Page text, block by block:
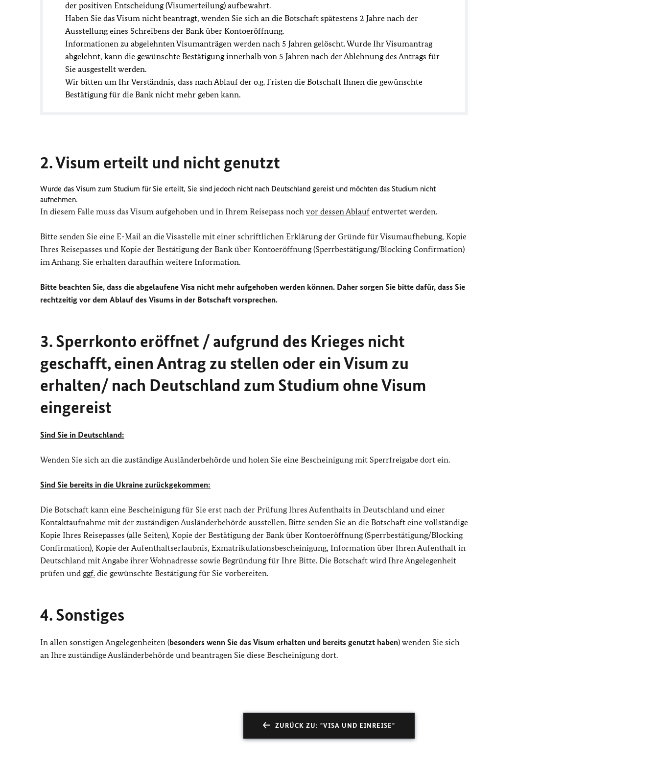
der positiven Entscheidung (Visumerteilung) aufbewahrt.
Haben Sie das Visum nicht beantragt, wenden Sie sich an die Botschaft spätestens 2 Jahre nach der
Ausstellungeines Schreibens der Bank über Kontoeröffnung.
Informationen zu abgelehnten Visumanträgen werden nach 5 Jahren gelöscht. Wurde Ihr Visumantrag
abgelehnt, kann die gewünschte Bestätigung innerhalb von 5 Jahren nach der Ablehnung des Antrags für
Sie ausgestellt werden.
Wir bitten um Ihr Verständnis, dass nach Ablauf der o.g. Fristen die Botschaft Ihnen die gewünschte
Bestätigung für die Bank nicht mehr geben kann.
2. Visum erteilt und nicht genutzt
Wurde das Visum zum Studium für Sie erteilt, Sie sind jedoch nicht nach Deutschland gereist und möchten das Studium nicht
aufnehmen.
In diesem Falle muss das Visum aufgehoben und in Ihrem Reisepass noch vor dessen Ablauf entwertet werden.
Bitte senden Sie eine E-Mail an die Visastelle mit einer schriftlichen Erklärung der Gründe für Visumaufhebung, Kopie
Ihres Reisepasses und Kopie der Bestätigung der Bank über Kontoeröffnung (Sperrbestätigung/Blocking Confirmation)
im Anhang. Sie erhalten daraufhin weitere Information.
Bitte beachten Sie, dass die abgelaufene Visa nicht mehr aufgehoben werden können. Daher sorgen Sie bitte dafür, dass Sie
rechtzeitig vor dem Ablauf des Visums in der Botschaft vorsprechen.
3. Sperrkonto eröffnet / aufgrund des Krieges nicht
geschafft, einen Antrag zu stellen oder ein Visum zu
erhalten/ nach Deutschland zum Studium ohne Visum
eingereist
Sind Sie in Deutschland:
Wenden Sie sich an die zuständige Ausländerbehörde und holen Sie eine Bescheinigung mit Sperrfreigabe dort ein.
Sind Sie bereits in die Ukraine zurückgekommen:
Die Botschaft kann eine Bescheinigung für Sie erst nach der Prüfung Ihres Aufenthalts in Deutschland und einer
Kontaktaufnahme mit der zuständigen Ausländerbehörde ausstellen. Bitte senden Sie an die Botschaft eine vollständige
Kopie Ihres Reisepasses (alle Seiten), Kopie der Bestätigung der Bank über Kontoeröffnung (Sperrbestätigung/Blocking
Confirmation), Kopie der Aufenthaltserlaubnis, Exmatrikulationsbescheinigung, Information über Ihren Aufenthalt in
Deutschland mit Angabe ihrer Wohnadresse sowie Begründung für Ihre Bitte. Die Botschaft wird Ihre Angelegenheit
prüfen und ggf. die gewünschte Bestätigung für Sie vorbereiten.
4. Sonstiges
In allen sonstigen Angelegenheiten (besonders wenn Sie das Visum erhalten und bereits genutzt haben) wenden Sie sich
an Ihre zuständige Ausländerbehörde und beantragen Sie diese Bescheinigung dort.
ZURÜCK ZU: "VISA UND EINREISE"